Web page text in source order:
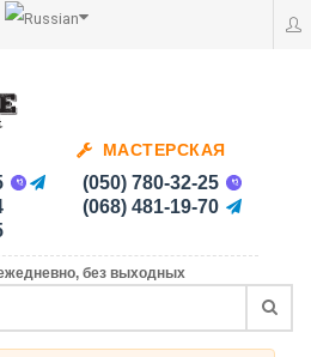
МАСТЕРСКАЯ
(050) 780-32-25
(068) 481-19-70
без выходных